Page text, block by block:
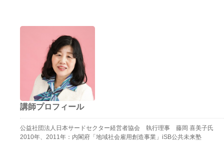
講師プロフィール
公益社団法人日本サードセクター経営者協会 執行理事 藤岡 喜美子氏
2010年、2011年：内閣府「地域社会雇用創造事業」iSB公共未来塾